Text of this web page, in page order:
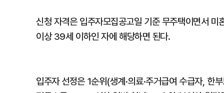
신청 자격은 입주자모집공고일 기준 무주택이면서
이상 39세 이하인 자에 해당하면 된다.
입주자 선정은 1순위(생계·의료·주거급여 수급자,